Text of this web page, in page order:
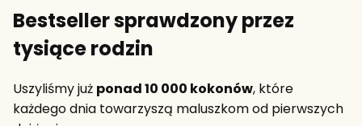
Bestseller sprawdzony przez
tysiące rodzin
Uszyliśmy już ponad 10 000 kokonów, które
każdego dnia towarzyszą maluszkom od pierwszych